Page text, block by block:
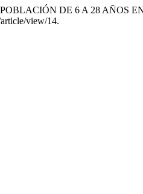
DE 6 A 28 AÑOS
view/14.